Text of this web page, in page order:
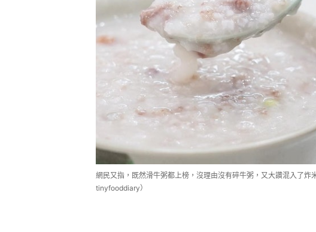
網民又指，既然滑牛粥都上榜，沒理由沒有碎牛粥，又大讚混入了炸
tinyfooddiary）